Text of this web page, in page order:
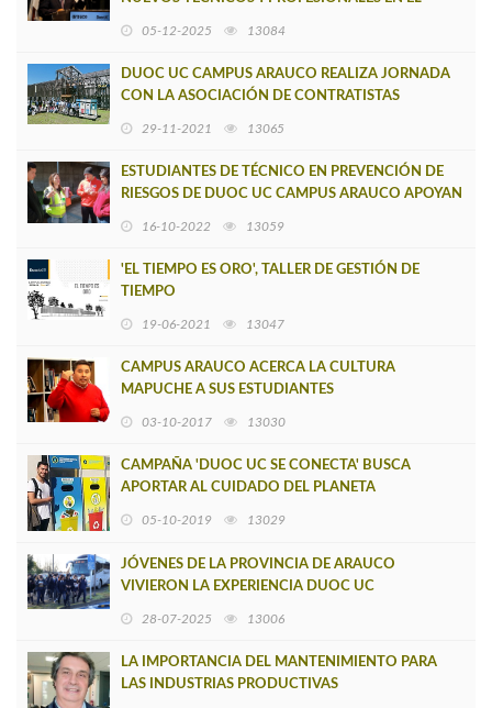
05-12-2025 13084
DUOC UC CAMPUS ARAUCO REALIZA JORNADA
CON LA ASOCIACIÓN DE CONTRATISTAS
29-11-2021 13065
ESTUDIANTES DE TÉCNICO EN PREVENCIÓN DE
RIESGOS DE DUOC UC CAMPUS ARAUCO APOYAN
16-10-2022 13059
'EL TIEMPO ES ORO', TALLER DE GESTIÓN DE
TIEMPO
19-06-2021 13047
CAMPUS ARAUCO ACERCA LA CULTURA
MAPUCHE A SUS ESTUDIANTES
03-10-2017 13030
CAMPAÑA 'DUOC UC SE CONECTA' BUSCA
APORTAR AL CUIDADO DEL PLANETA
05-10-2019 13029
JÓVENES DE LA PROVINCIA DE ARAUCO
VIVIERON LA EXPERIENCIA DUOC UC
28-07-2025 13006
LA IMPORTANCIA DEL MANTENIMIENTO PARA
LAS INDUSTRIAS PRODUCTIVAS